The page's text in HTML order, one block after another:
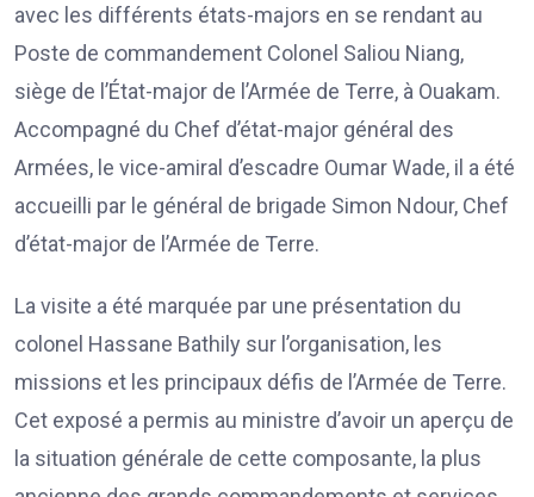
avec les différents états-majors en se rendant au
Poste de commandement Colonel Saliou Niang,
siège de l’État-major de l’Armée de Terre, à Ouakam.
Accompagné du Chef d’état-major général des
Armées, le vice-amiral d’escadre Oumar Wade, il a été
accueilli par le général de brigade Simon Ndour, Chef
d’état-major de l’Armée de Terre.
La visite a été marquée par une présentation du
colonel Hassane Bathily sur l’organisation, les
missions et les principaux défis de l’Armée de Terre.
Cet exposé a permis au ministre d’avoir un aperçu de
la situation générale de cette composante, la plus